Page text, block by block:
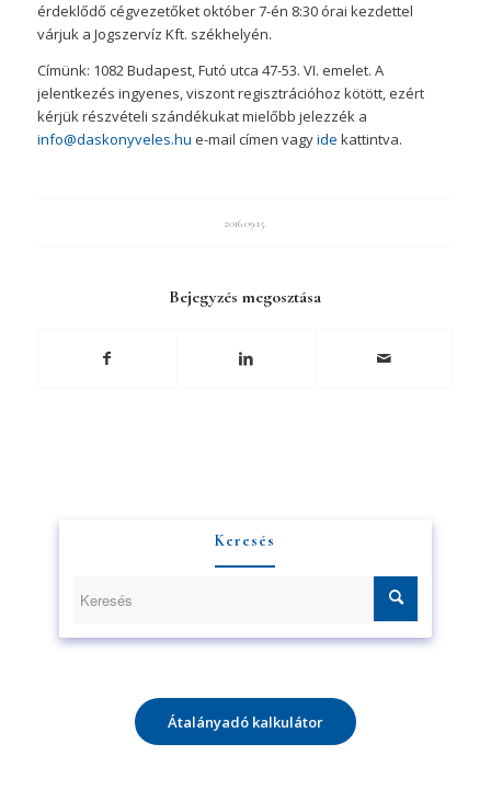
érdeklődő cégvezetőket október 7-én 8:30 órai kezdettel
várjuk a Jogszervíz Kft. székhelyén.
Címünk: 1082 Budapest, Futó utca 47-53. VI. emelet. A
jelentkezés ingyenes, viszont regisztrációhoz kötött, ezért
kérjük részvételi szándékukat mielőbb jelezzék a
info@daskonyveles.hu e-mail címen vagyide kattintva.
2016.09.15.
Bejegyzés megosztása
Keresés
Átalányadó kalkulátor